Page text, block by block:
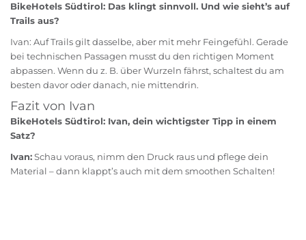
BikeHotels Südtirol: Das klingt sinnvoll. Und wie sieht’s auf
Trails aus?
Ivan: Auf Trails gilt dasselbe, aber mit mehr Feingefühl. Gerade
bei technischen Passagen musst du den richtigen Moment
abpassen. Wenn du z. B. über Wurzeln fährst, schaltest du am
besten davor oder danach, nie mittendrin.
Fazit von Ivan
BikeHotels Südtirol: Ivan, dein wichtigster Tipp in einem
Satz?
Ivan:Schau voraus, nimm den Druck raus und pflege dein
Material – dann klappt’s auch mit dem smoothen Schalten!